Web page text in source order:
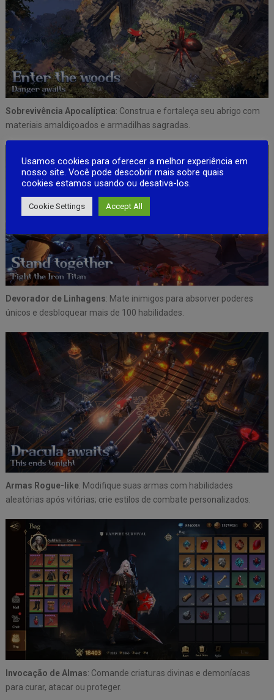
Sobrevivência Apocalíptica: Construa e fortaleça seu abrigo com
materiais amaldiçoados e armadilhas sagradas.
Devorador de Linhagens: Mate inimigos para absorver poderes
únicos e desbloquear mais de 100 habilidades.
Armas Rogue-like: Modifique suas armas com habilidades
aleatórias após vitórias; crie estilos de combate personalizados.
Invocação de Almas: Comande criaturas divinas e demoníacas
para curar, atacar ou proteger.
Usamos cookies para oferecer a melhor experiência em
nosso site. Você pode descobrir mais sobre quais
cookies estamos usando ou desativa-los.
Cookie Settings Accept All